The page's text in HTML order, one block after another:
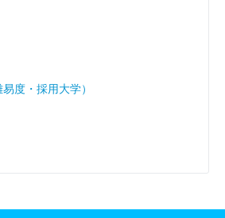
度・採用大学）